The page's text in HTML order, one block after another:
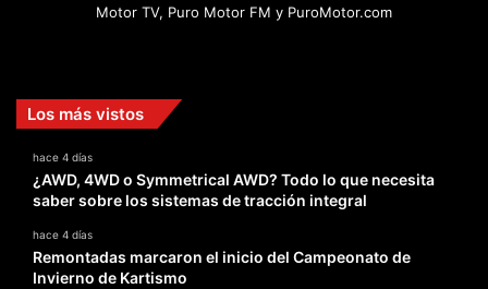
Motor TV, Puro Motor FM y PuroMotor.com
Los más vistos
hace 4 días
¿AWD, 4WD o Symmetrical AWD? Todo lo que necesita
saber sobre los sistemas de tracción integral
hace 4 días
Remontadas marcaron el inicio del Campeonato de
Invierno de Kartismo